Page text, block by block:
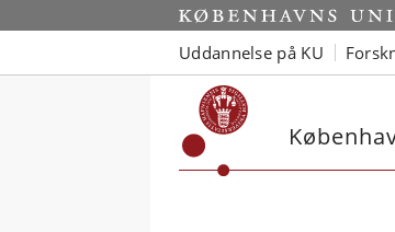
Uddannelse på KU